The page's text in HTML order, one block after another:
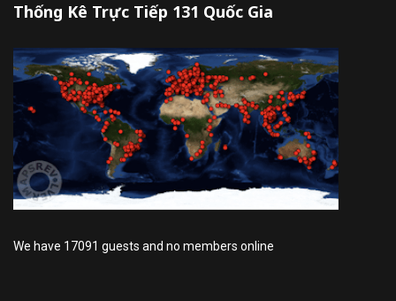
Thống Kê Trực Tiếp 131 Quốc Gia
We have 17091 guests and no members online